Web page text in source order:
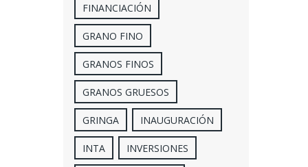
FINANCIACIÓN
GRANO FINO
GRANOS FINOS
GRANOS GRUESOS
GRINGA INAUGURACIÓN
INTA INVERSIONES